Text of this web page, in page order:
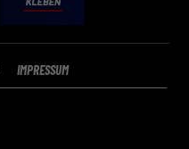
IMPRESSUM